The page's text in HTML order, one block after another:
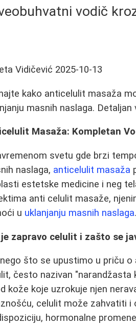
vodič
Vidičević 2025-10-13
kako anticelulit masaža
masnih naslaga.
Masaža: Kompletan
svetu gde brzi
naslaga, anticelulit masaža
estetske medicine i neg
anti celulit masaže,
u uklanjanju masnih naslaga.
zapravo celulit i zašto se
što se upustimo u priču o
često nazivan "narandžasta
kože koje uzrokuje njen
celulit može zahvatiti i
hormonalne